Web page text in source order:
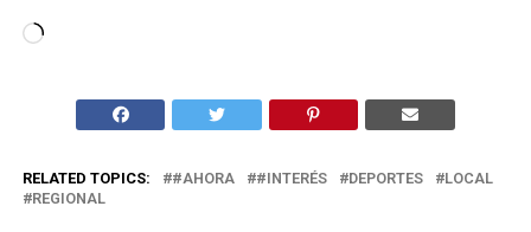
Cargando...
RELATED TOPICS: #AHORA #INTERÉS DEPORTES
LOCAL
REGIONAL